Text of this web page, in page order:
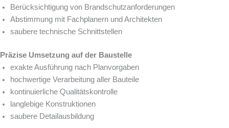
Berücksichtigung von Brandschutzanforderungen
Abstimmung mit Fachplanern und Architekten
saubere technische Schnittstellen
Präzise Umsetzung auf der Baustelle
exakte Ausführung nach Planvorgaben
hochwertige Verarbeitung aller Bauteile
kontinuierliche Qualitätskontrolle
langlebige Konstruktionen
saubere Detailausbildung